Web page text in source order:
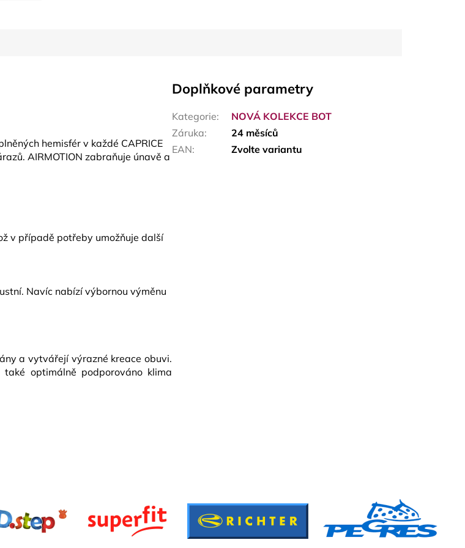
hemisfér v každé CAPRICE
AIRMOTION zabraňuje únavě a
v případě potřeby umožňuje další
Navíc nabízí výbornou výměnu
a vytvářejí výrazné kreace obuvi.
optimálně podporováno klima
Doplňkové parametry
Kategorie:
NOVÁ KOLEKCE BOT
Záruka:
24 měsíců
EAN: Zvolte variantu